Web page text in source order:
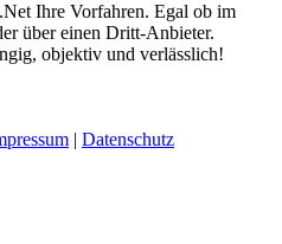
Ihre Vorfahren. Egal ob im
über einen Dritt-Anbieter.
objektiv und verlässlich!
| Datenschutz